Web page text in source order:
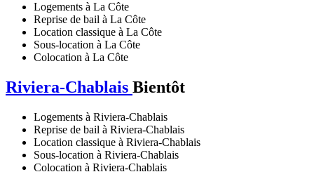
Logements à La Côte
Reprise de bail à La Côte
Location classique à La Côte
Sous-location à La Côte
Colocation à La Côte
Riviera-Chablais Bientôt
Logements à Riviera-Chablais
Reprise de bail à Riviera-Chablais
Location classique à Riviera-Chablais
Sous-location à Riviera-Chablais
Colocation à Riviera-Chablais